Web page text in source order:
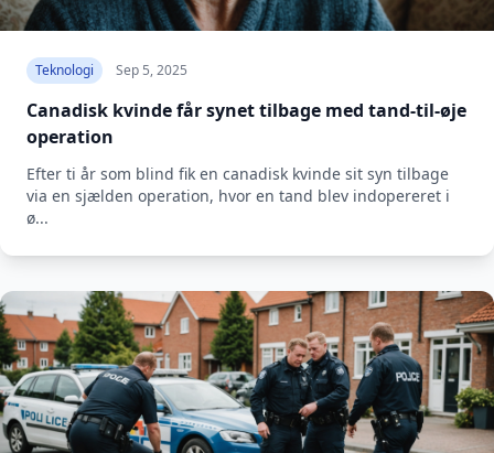
Teknologi Sep 5, 2025
Canadisk kvinde får synet tilbage med tand-til-øje
operation
Efter ti år som blind fik en canadisk kvinde sit syn tilbage
via en sjælden operation, hvor en tand blev indopereret i
ø...